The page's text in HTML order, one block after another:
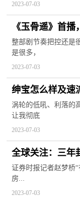
2023-07-03
《玉骨遥》首
略有违和
整部剧节奏把控还是
是很多，
2023-07-03
绅宝怎么样及速
涡轮的低吼、利落的
让我彻底
2023-07-03
全球关注：三年
当郁闷
证券时报记者赵梦桥
房...
2023-07-03